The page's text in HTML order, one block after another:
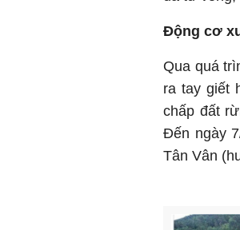
Động cơ
Qua quá
ra tay giết
chấp đất
Đến ngày
Tân Vân